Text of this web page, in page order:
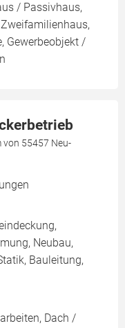
/ Passivhaus,
Gewerbeobjekt /
von 55457 Neu-
Neubau,
Bauleitung,
Dach /